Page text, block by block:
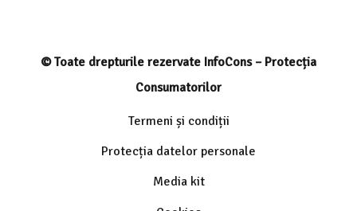
© Toate drepturile rezervate InfoCons – Protecția
Consumatorilor
Termeni și condiții
Protecția datelor personale
Media kit